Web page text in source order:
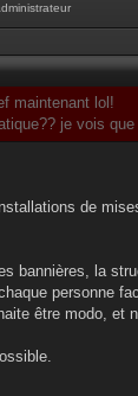
maintenant lol!
je vois
de
bannières, la
personne
être modo, et